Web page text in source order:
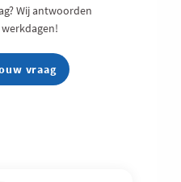
Wij antwoorden
vraag